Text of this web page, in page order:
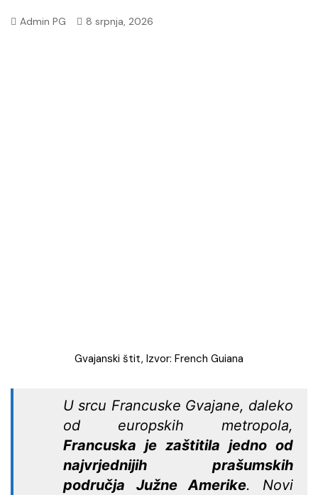
Admin PG 8 srpnja, 2026
Gvajanski štit, Izvor: French Guiana
U srcu Francuske Gvajane, daleko
od europskih metropola,
Francuska je zaštitila jedno od
najvrjednijih prašumskih
područja Južne Amerike. Novi